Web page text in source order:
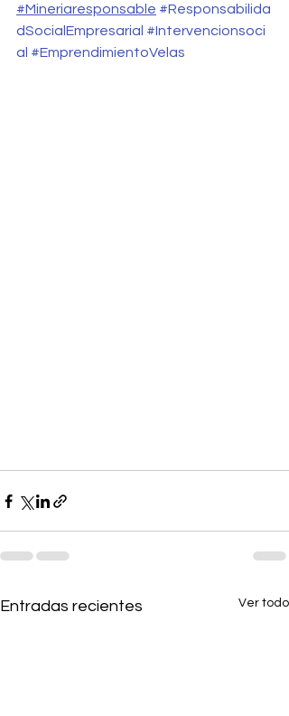
#Mineriaresponsable #Responsabilida
dSocialEmpresarial #Intervencionsoci
al #EmprendimientoVelas
Entradas recientes Ver todo